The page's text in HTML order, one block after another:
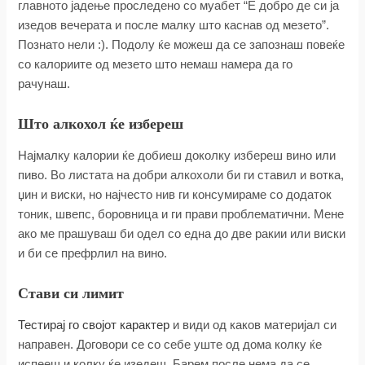
главното јадење проследено со муабет “Е добро де си ја
изедов вечерата и после малку што каснав од мезето”.
Познато нели :). Подолу ќе можеш да се запознаш повеќе
со калориите од мезето што немаш намера да го
рачунаш.
Што алкохол ќе избереш
Најмалку калории ќе добиеш доколку избереш вино или
пиво. Во листата на добри алкохоли би ги ставил и вотка,
џин и виски, но најчесто нив ги консумираме со додаток
тоник, швепс, боровница и ги прави проблематични. Мене
ако ме прашуваш би одел со една до две ракии или виски
и би се префрлил на вино.
Стави си лимит
Тестирај го својот карактер и види од каков материјал си
направен. Договори се со себе уште од дома колку ќе